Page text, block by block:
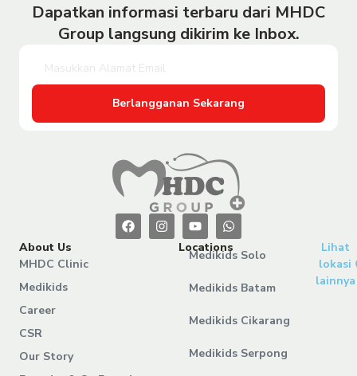
Dapatkan informasi terbaru dari MHDC
Group langsung dikirim ke Inbox.
Berlangganan Sekarang
About Us
MHDC Clinic
Medikids
Career
CSR
Our Story
Locations
Medikids Solo
Medikids Batam
Medikids Cikarang
Medikids Serpong
Lihat
lokasi
lainnya